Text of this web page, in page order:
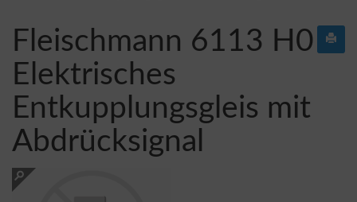
Fleischmann 6113 H0
Elektrisches
Entkupplungsgleis mit
Abdrücksignal